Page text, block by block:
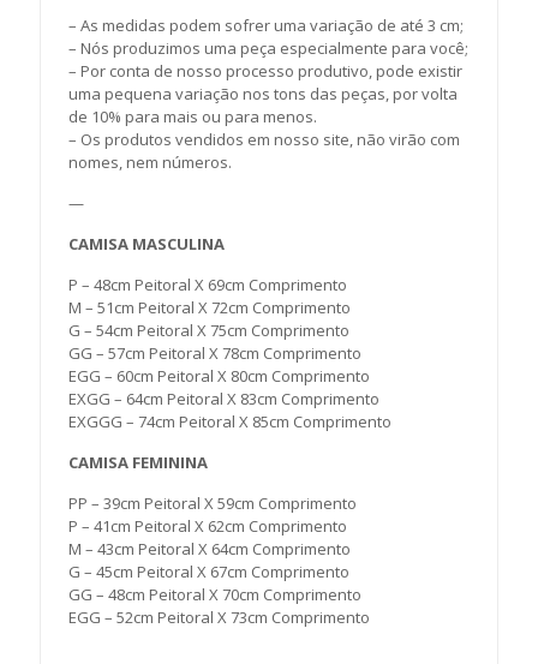
– As medidas podem sofrer uma variação de até 3 cm;
– Nós produzimos uma peça especialmente para você;
– Por conta de nosso processo produtivo, pode existir
uma pequena variação nos tons das peças, por volta
de 10% para mais ou para menos.
– Os produtos vendidos em nosso site, não virão com
nomes, nem números.
—
CAMISA MASCULINA
P – 48cm Peitoral X 69cm Comprimento
M – 51cm Peitoral X 72cm Comprimento
G – 54cm Peitoral X 75cm Comprimento
GG – 57cm Peitoral X 78cm Comprimento
EGG – 60cm Peitoral X 80cm Comprimento
EXGG – 64cm Peitoral X 83cm Comprimento
EXGGG – 74cm Peitoral X 85cm Comprimento
CAMISA FEMININA
PP – 39cm Peitoral X 59cm Comprimento
P – 41cm Peitoral X 62cm Comprimento
M – 43cm Peitoral X 64cm Comprimento
G – 45cm Peitoral X 67cm Comprimento
GG – 48cm Peitoral X 70cm Comprimento
EGG – 52cm Peitoral X 73cm Comprimento